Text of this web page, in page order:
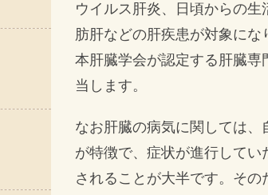
ウイルス肝炎、日頃からの
肪肝などの肝疾患が対象にな
本肝臓学会が認定する肝臓専
当します。
なお肝臓の病気に関しては
が特徴で、症状が進行して
されることが大半です。そ